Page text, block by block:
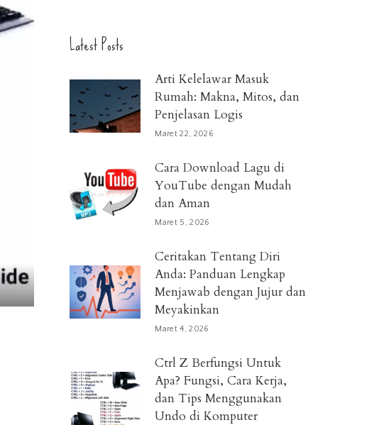
Latest Posts
Arti Kelelawar Masuk
Rumah: Makna, Mitos, dan
Penjelasan Logis
Maret 22, 2026
Cara Download Lagu di
YouTube dengan Mudah
dan Aman
Maret 5, 2026
Ceritakan Tentang Diri
Anda: Panduan Lengkap
Menjawab dengan Jujur dan
Meyakinkan
Maret 4, 2026
Ctrl Z Berfungsi Untuk
Apa? Fungsi, Cara Kerja,
dan Tips Menggunakan
Undo di Komputer